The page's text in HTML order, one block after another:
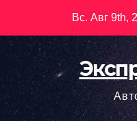
содержимому
Вс. Авг 9th,